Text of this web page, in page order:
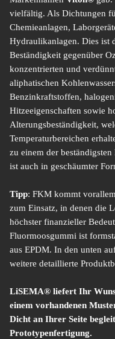
vielfältig. Als Dichtungen
Chemieanlagen,
Hydraulikanlagen. Dies ist
Beständigkeit gegenüber
konzentrierten und
aliphatischen
Benzinkraftstoffen,
Hitzeeigenschaften sowie
Alterungsbeständigkeit,
Temperaturbereichen
zu einem der
ist auch in geschäumter
Tipp: FKM kommt
zum Einsatz, in denen die
höchster finanzieller
Fluormoosgummi ist
aus EPDM. In den unten
weitere detaillierte
LiSEMA® liefert Ihr
einem vorhandenen
Dicht an Ihrer Seite
Prototypenfertigung.